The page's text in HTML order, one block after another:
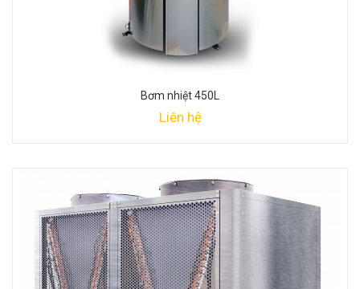
Bơm nhiệt 450L
Liên hệ